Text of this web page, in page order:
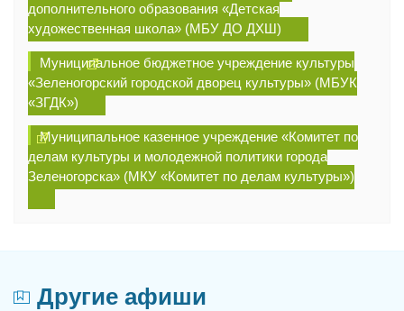
дополнительного образования «Детская
художественная школа» (МБУ ДО ДХШ)
Муниципальное бюджетное учреждение культуры
«Зеленогорский городской дворец культуры» (МБУК
«ЗГДК»)
Муниципальное казенное учреждение «Комитет по
делам культуры и молодежной политики города
Зеленогорска» (МКУ «Комитет по делам культуры»)
Другие афиши